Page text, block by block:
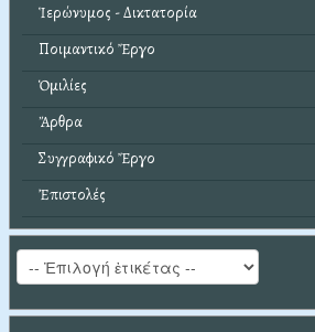
Ἱερώνυμος - Δικτατορία
Ποιμαντικό Ἔργο
Ὁμιλίες
Ἄρθρα
Συγγραφικό Ἔργο
Ἐπιστολές